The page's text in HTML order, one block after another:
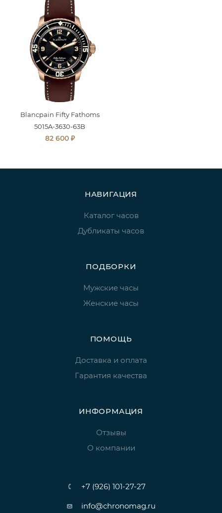
Blancpain Fifty Fathoms
5015A-3630-63B
82 600 ₽
НАВИГАЦИЯ
Каталог часов
Дубликаты часов
ПОДБОРКИ
Мужские часы
Женские часы
ПОМОЩЬ
Доставка и оплата
Гарантия качества
ИНФОРМАЦИЯ
Отзывы
О компании
+7 (926) 101-27-27
info@chronomag.ru